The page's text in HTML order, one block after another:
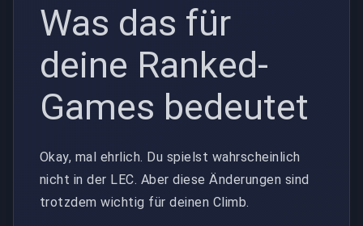
Was das für
deine Ranked-
Games bedeutet
Okay, mal ehrlich. Du spielst wahrscheinlich
nicht in der LEC. Aber diese Änderungen sind
trotzdem wichtig für deinen Climb.